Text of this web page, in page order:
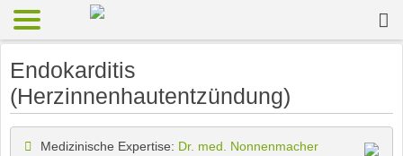
Endokarditis
(Herzinnenhautentzündung)
Medizinische Expertise: Dr. med. Nonnenmacher